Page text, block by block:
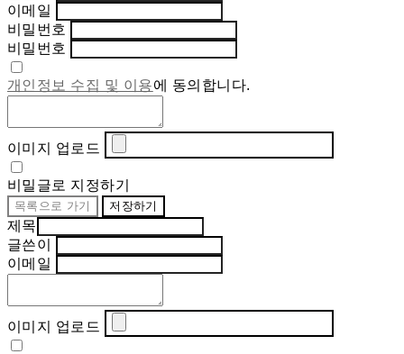
이메일
비밀번호
비밀번호
개인정보 수집 및 이용에 동의합니다.
이미지 업로드
비밀글로 지정하기
목록으로 가기 저장하기
제목
글쓴이
이메일
이미지 업로드